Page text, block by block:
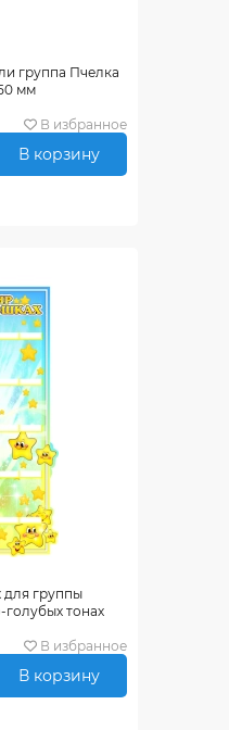
группа Пчелка
мм
В избранное
В корзину
группы
голубых тонах
В избранное
В корзину